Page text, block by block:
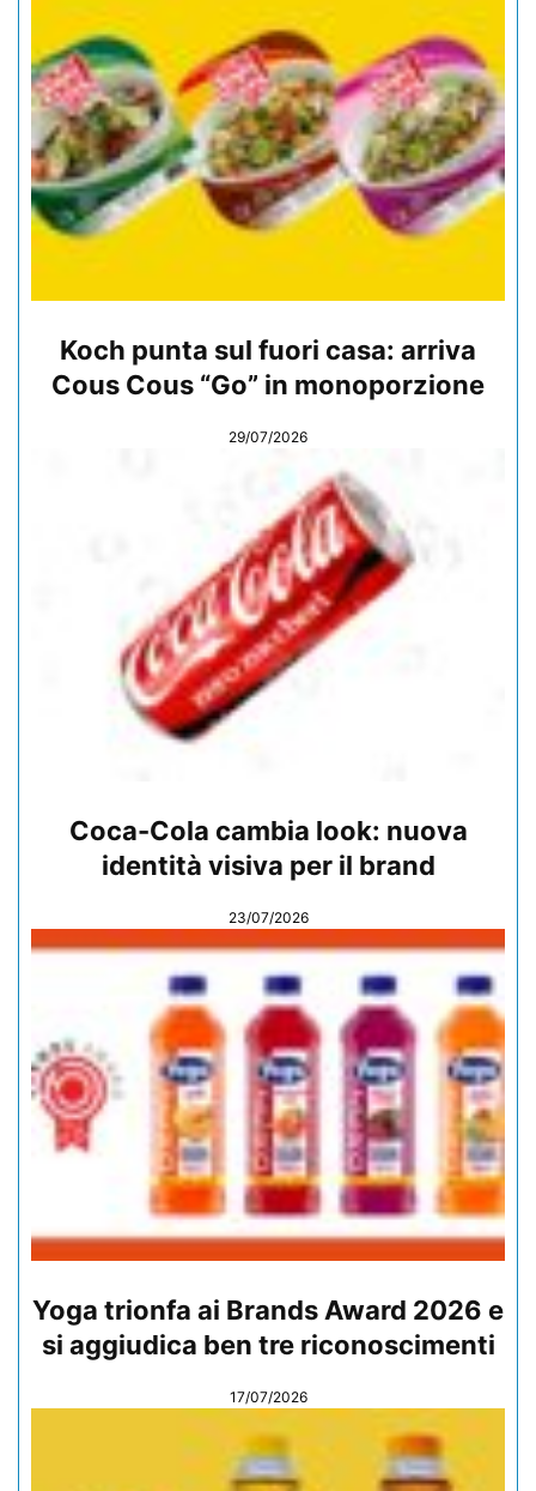
Koch punta sul fuori casa: arriva
Cous Cous “Go” in monoporzione
29/07/2026
Coca-Cola cambia look: nuova
identità visiva per il brand
23/07/2026
Yoga trionfa ai Brands Award 2026 e
si aggiudica ben tre riconoscimenti
17/07/2026